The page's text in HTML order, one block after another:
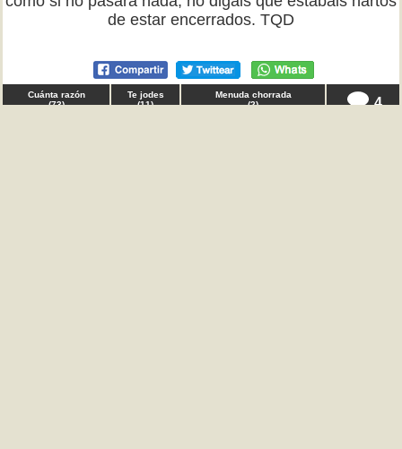
de estar encerrados. TQD
Cuánta razón
(73)
Te jodes
(11)
Menuda chorrada
(2) 4